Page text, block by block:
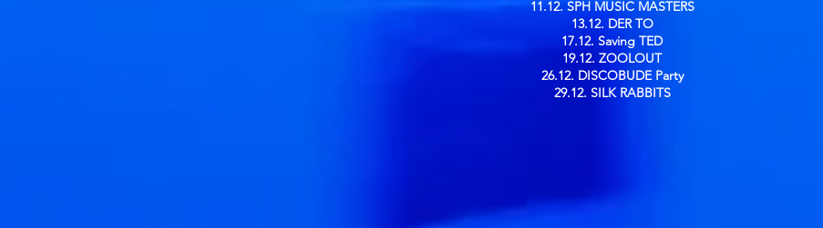
11.12. SPH MUSIC MASTERS
13.12. DER TO
17.12. Saving TED
19.12. ZOOLOUT
26.12. DISCOBUDE Party
29.12. SILK RABBITS